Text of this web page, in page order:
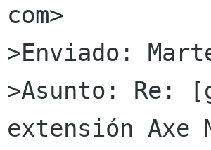
com>
>Enviado:
>Asunto: Re:
extensión Axe